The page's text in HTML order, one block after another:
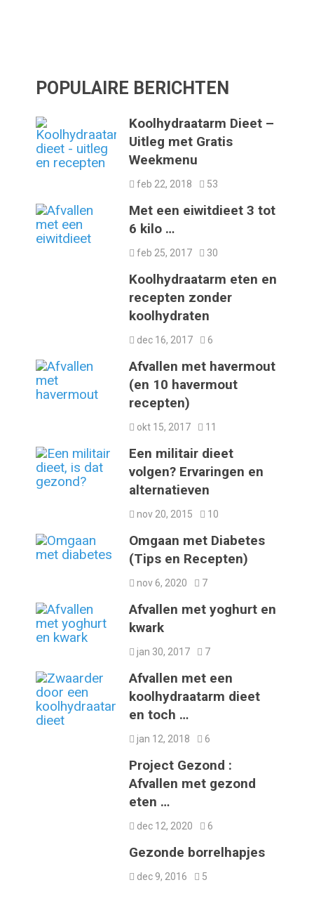
POPULAIRE BERICHTEN
Koolhydraatarm Dieet –
Uitleg met Gratis
Weekmenu
feb 22, 2018 53
Met een eiwitdieet 3 tot
6 kilo …
feb 25, 2017 30
Koolhydraatarm eten en
recepten zonder
koolhydraten
dec 16, 2017 6
Afvallen met havermout
(en 10 havermout
recepten)
okt 15, 2017 11
Een militair dieet
volgen? Ervaringen en
alternatieven
nov 20, 2015 10
Omgaan met Diabetes
(Tips en Recepten)
nov 6, 2020 7
Afvallen met yoghurt en
kwark
jan 30, 2017 7
Afvallen met een
koolhydraatarm dieet
en toch …
jan 12, 2018 6
Project Gezond :
Afvallen met gezond
eten …
dec 12, 2020 6
Gezonde borrelhapjes
dec 9, 2016 5